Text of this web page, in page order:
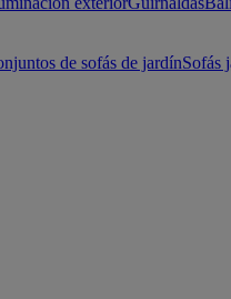
de sofás de jardínSofás